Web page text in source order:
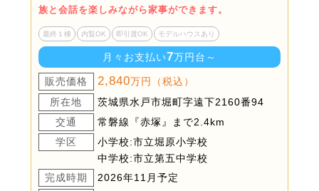
族と会話を楽しみながら家事ができます。
最終１棟 内覧OK 即引渡OK モデルハウスあり
月々お支払い7万円台～
販売価格 2,840万円（税込）
所在地
茨城県水戸市堀町字遠下2160番94
交通
常磐線『赤塚』まで2.4km
学区
小学校:市立堀原小学校
中学校:市立第五中学校
完成時期
2026年11月予定